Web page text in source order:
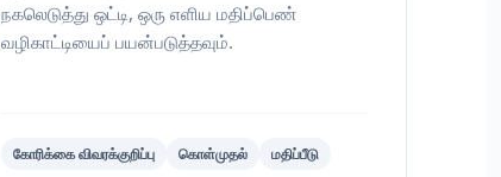
நகலெடுத்து ஒட்டி, ஒரு எளிய மதிப்பெண்
வழிகாட்டியைப் பயன்படுத்தவும்.
கோரிக்கை விவரக்குறிப்பு கொள்முதல் மதிப்பீடு